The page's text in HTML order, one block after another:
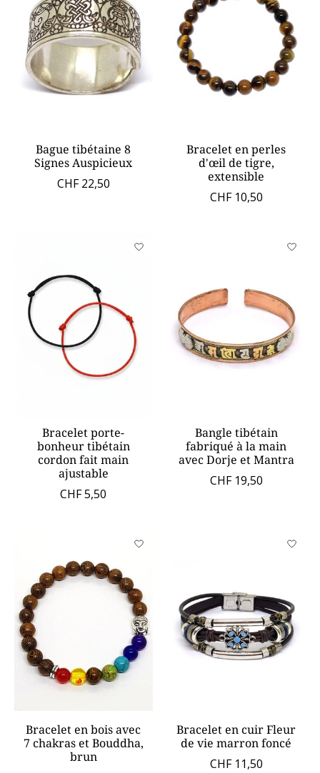
Bague tibétaine 8
Signes Auspicieux
CHF 22,50
Bracelet en perles
d'œil de tigre,
extensible
CHF 10,50
Bracelet porte-
bonheur tibétain
cordon fait main
ajustable
CHF 5,50
Bangle tibétain
fabriqué à la main
avec Dorje et Mantra
CHF 19,50
Bracelet en bois avec
7 chakras et Bouddha,
brun
Bracelet en cuir Fleur
de vie marron foncé
CHF 11,50